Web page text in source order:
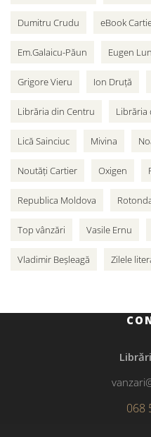
Dumitru Crudu eBook
Em.Galaicu-Păun Eugen
Grigore Vieru Ion Druță
Librăria din Centru Librăria
Lică Sainciuc Mivina
Noutăți Cartier Oxigen
Republica Moldova
Top vânzări Vasile Ernu
Vladimir Beșleagă Zilele
068